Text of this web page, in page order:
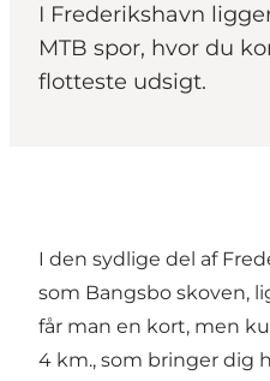
I Frederikshavn
MTB spor, hvor du
flotteste udsigt.
I den sydlige del af
som Bangsbo skoven,
får man en kort, men
4 km., som bringer dig